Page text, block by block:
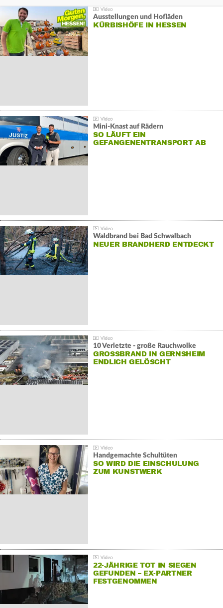
Ausstellungen und Hofläden
KÜRBISHÖFE IN HESSEN
Mini-Knast auf Rädern
SO LÄUFT EIN
GEFANGENENTRANSPORT AB
Waldbrand bei Bad Schwalbach
NEUER BRANDHERD ENTDECKT
10 Verletzte - große Rauchwolke
GROSSBRAND IN GERNSHEIM E
NDLICH GELÖSCHT
Handgemachte Schultüten
SO WIRD DIE EINSCHULUNG
ZUM KUNSTWERK
22-JÄHRIGE TOT IN SIEGEN
GEFUNDEN – EX-PARTNER
FESTGENOMMEN